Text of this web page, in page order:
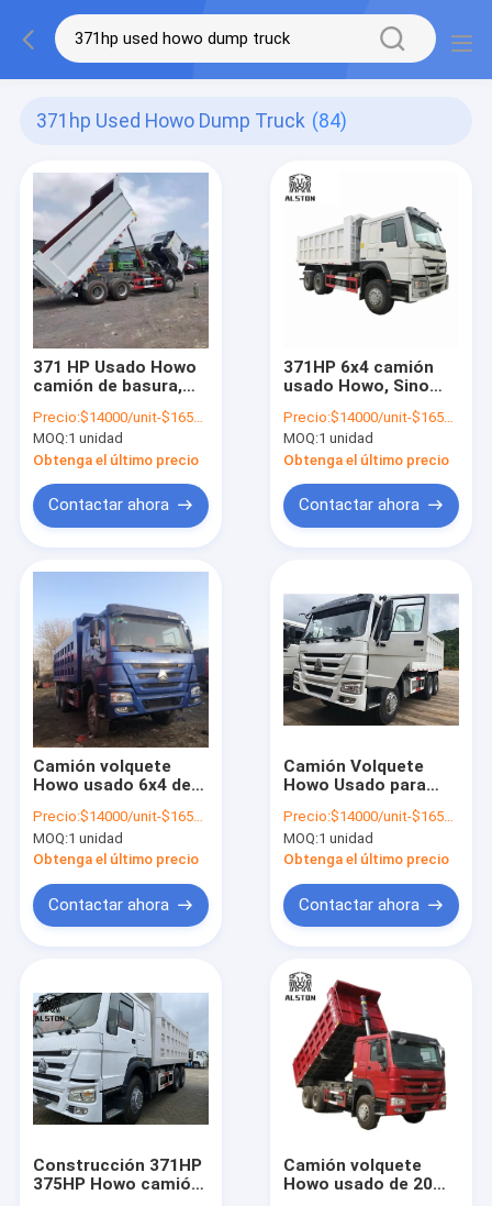
371hp Used Howo Dump Truck (84)
371 HP Usado Howo
camión de basura,
camión de tirón
Precio:$14000/unit-$16500/unit
MOQ:1 unidad
Obtenga el último precio
Contactar ahora
371HP 6x4 camión
usado Howo, Sino
camión de basura
Precio:$14000/unit-$16500/unit
MOQ:1 unidad
Obtenga el último precio
Contactar ahora
Camión volquete
Howo usado 6x4 de
volquete de 40
toneladas Euro 2
Precio:$14000/unit-$16500/unit
MOQ:1 unidad
Obtenga el último precio
Contactar ahora
Camión Volquete
Howo Usado para
Metros Cúbicos
Precio:$14000/unit-$16500/unit
MOQ:1 unidad
Obtenga el último precio
Contactar ahora
Construcción 371HP
375HP Howo camión
Camión volquete
Howo usado de 20